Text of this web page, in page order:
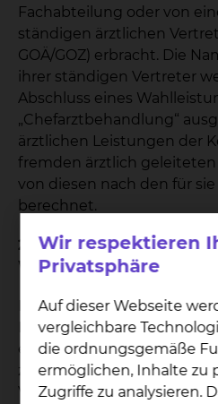
Fachabteilung oder von
ständigen ärztlichen
GOÄ/GOZ) erbracht. Die
ihrer ständigen Vertreter
Abschluss eines
„Chefarztbehandlung“
ärztlichen Leistungen der
fremden ärztlich
von diesen nach den für
berechnet.
2. Was geschieht, wenn
Wahlarzt verhindert ist?
Die Rechtsprechung
Erbringung einer
einen ständigen Vertreter
zwischen vorhersehbarer
Verhinderung des
Wir respektieren
Privatsphäre
Auf dieser Webseite
vergleichbare
die ordnungsgemäße
ermöglichen, Inhalte zu
Zugriffe zu analysieren.